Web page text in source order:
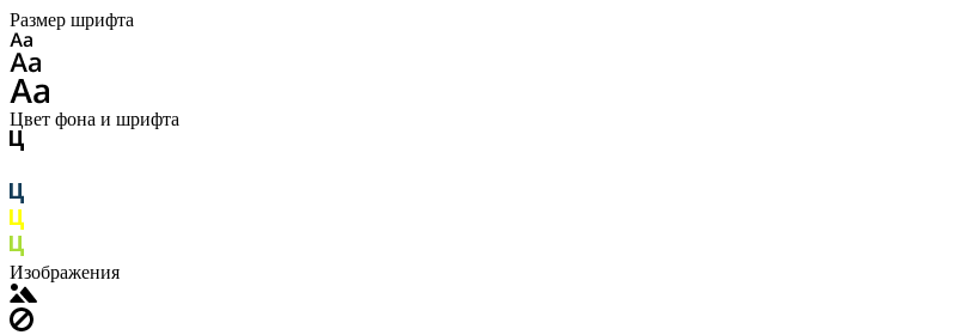
Размер шрифта
Цвет фона и шрифта
Изображения